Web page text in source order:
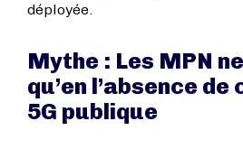
déployée.
Mythe : Les MPN
qu’en l’absence
5G publique